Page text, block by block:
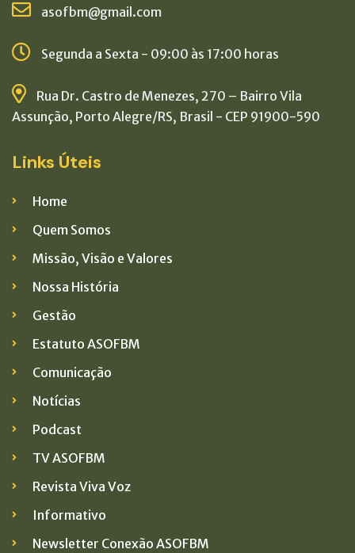
asofbm@gmail.com
Segunda a Sexta - 09:00 às 17:00 horas
Rua Dr. Castro de Menezes, 270 – Bairro Vila
Assunção, Porto Alegre/RS, Brasil - CEP 91900-590
Links Úteis
Home
Quem Somos
Missão, Visão e Valores
Nossa História
Gestão
Estatuto ASOFBM
Comunicação
Notícias
Podcast
TV ASOFBM
Revista Viva Voz
Informativo
Newsletter Conexão ASOFBM